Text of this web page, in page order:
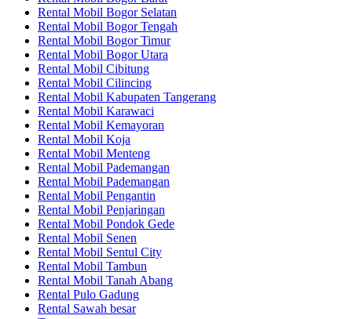
Rental Mobil Bogor Selatan
Rental Mobil Bogor Tengah
Rental Mobil Bogor Timur
Rental Mobil Bogor Utara
Rental Mobil Cibitung
Rental Mobil Cilincing
Rental Mobil Kabupaten Tangerang
Rental Mobil Karawaci
Rental Mobil Kemayoran
Rental Mobil Koja
Rental Mobil Menteng
Rental Mobil Pademangan
Rental Mobil Pademangan
Rental Mobil Pengantin
Rental Mobil Penjaringan
Rental Mobil Pondok Gede
Rental Mobil Senen
Rental Mobil Sentul City
Rental Mobil Tambun
Rental Mobil Tanah Abang
Rental Pulo Gadung
Rental Sawah besar